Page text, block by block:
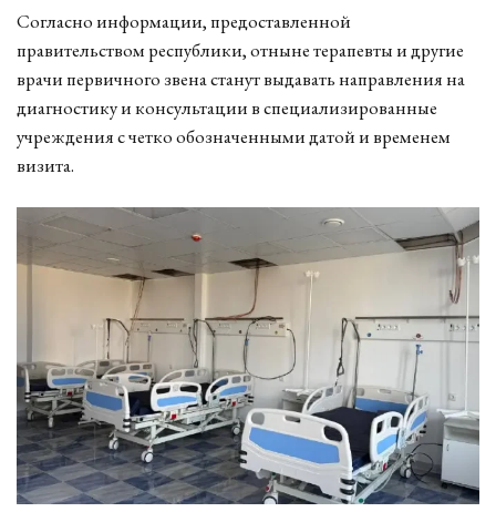
Согласно информации, предоставленной
правительством республики, отныне терапевты и другие
врачи первичного звена станут выдавать направления на
диагностику и консультации в специализированные
учреждения с четко обозначенными датой и временем
визита.